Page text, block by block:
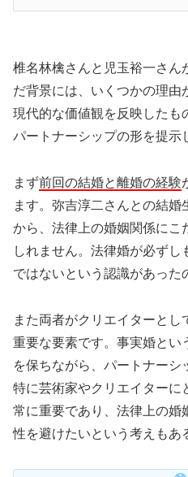
椎名林檎さんと児玉裕一さん
だ背景には、いくつかの理由
現代的な価値観を反映したも
パートナーシップの形を提示
まず前回の結婚と離婚の経験
ます。弥吉淳二さんとの結
から、法律上の婚姻関係にこ
しれません。法律婚が必ず
ではないという認識があった
また両者がクリエイターと
重要な要素です。事実婚とい
を保ちながら、パートナーシ
特に芸術家やクリエイターに
常に重要であり、法律上の婚
性を避けたいという考えもあ